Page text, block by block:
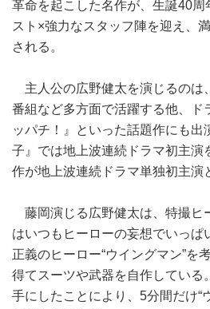
革命を起こした名作が、生誕40周
スト×強力なスタッフ陣を迎え、
される。
主人公の広野健太を演じるのは
番組など多方面で活躍する他、ド
ッパチ！』といった話題作にも出
子』では地上波連続ドラマ初主演
作が地上波連続ドラマ単独初主演
藤岡演じる広野健太は、特撮ヒ
はいつもヒーローの妄想でいっぱ
正義のヒーロー“ウイングマン”を
得てスーツや武器を自作している
手にしたことにより、5分間だけ“